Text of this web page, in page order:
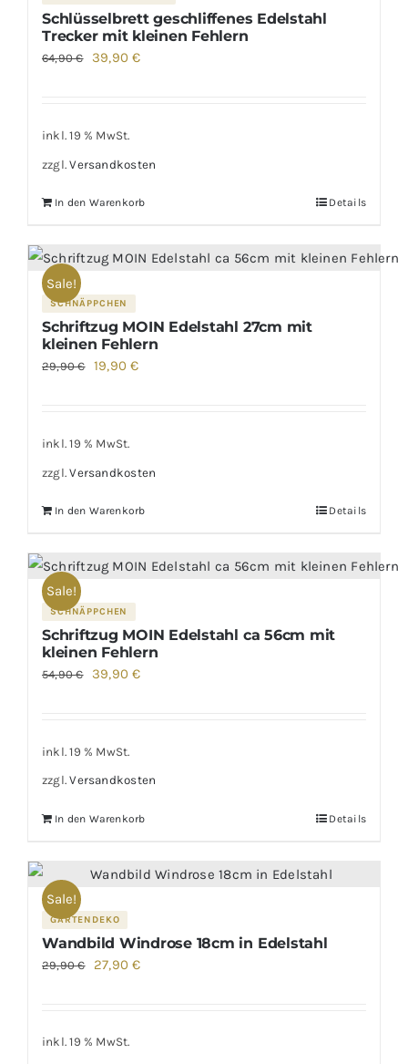
Schlüsselbrett geschliffenes Edelstahl
Trecker mit kleinen Fehlern
64,90€
Ursprünglicher
64,90 €
39,90€Aktueller
inkl. 19 % MwSt.
zzgl.Versandkosten
In den Warenkorb Details
Sale!
SCHNÄPPCHEN
Schriftzug MOIN Edelstahl 27cm mit
kleinen Fehlern
29,90€
Ursprünglicher
29,90 €
19,90€Aktueller
inkl. 19 % MwSt.
zzgl.Versandkosten
In den Warenkorb Details
Sale!
SCHNÄPPCHEN
Schriftzug MOIN Edelstahl ca 56cm mit
kleinen Fehlern
54,90€
Ursprünglicher
54,90 €
39,90€Aktueller
inkl. 19 % MwSt.
zzgl.Versandkosten
In den Warenkorb Details
Sale!
GARTENDEKO
Wandbild Windrose 18cm in Edelstahl
29,90€
Ursprünglicher
29,90 €
27,90€Aktueller
inkl. 19 % MwSt.